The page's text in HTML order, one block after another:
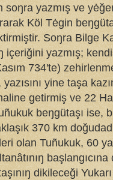
soŋra yazmış ve
Köl Tėgin
Soŋra Bilge
içeriğini yazmış;
734'te)
yine taşa
getirmiş ve 22
beŋgütaşı ise,
370 km
olan Tuñukuk, 60
başlangıcına
dikileceği